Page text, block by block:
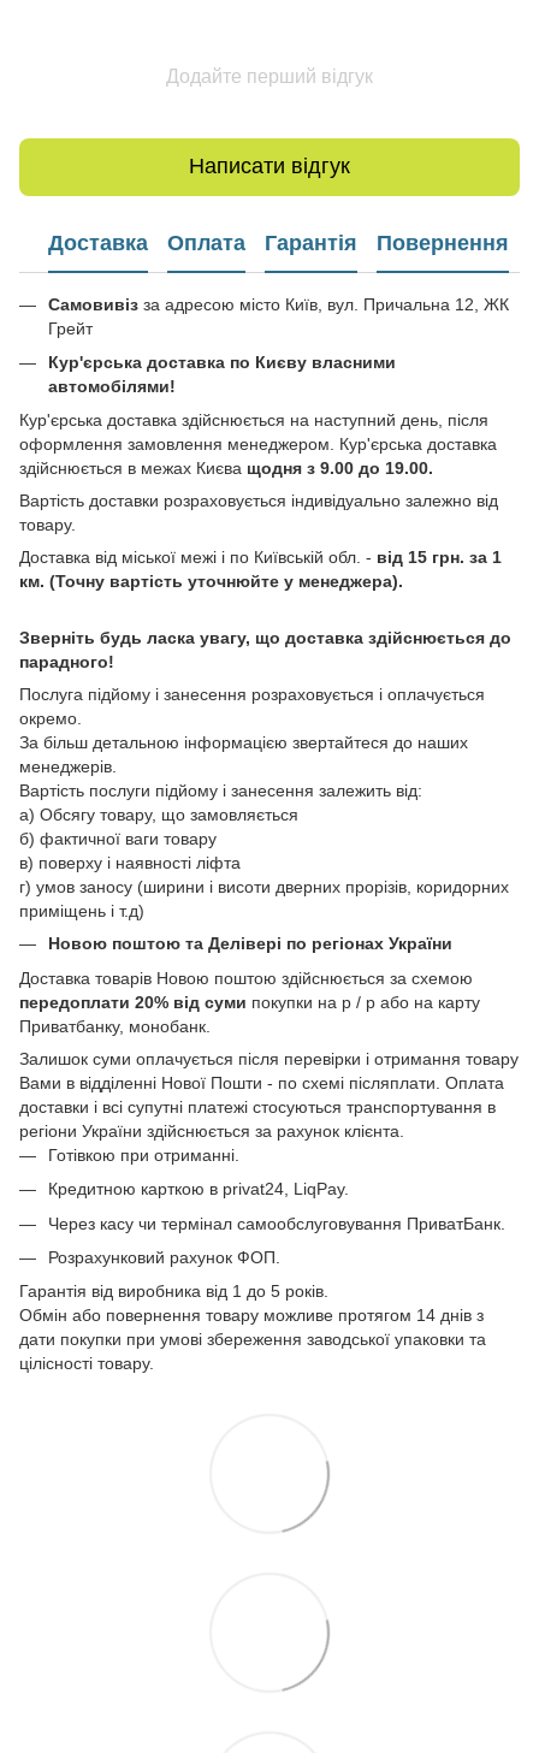
Додайте перший відгук
Написати відгук
Доставка Оплата Гарантія Повернення
Самовивіз за адресою місто Київ, вул. Причальна 12, ЖК
Грейт
Кур'єрська доставка по Києву власними
автомобілями!
Кур'єрська доставка здійснюється на наступний день, після
оформлення замовлення менеджером. Кур'єрська доставка
здійснюється в межах Києва щодня з 9.00 до 19.00.
Вартість доставки розраховується індивідуально залежно від
товару.
Доставка від міської межі і по Київській обл. - від 15 грн. за 1
км. (Точну вартість уточнюйте у менеджера).
Зверніть будь ласка увагу, що доставка здійснюється до
парадного!
Послуга підйому і занесення розраховується і оплачується
окремо.
За більш детальною інформацією звертайтеся до наших
менеджерів.
Вартість послуги підйому і занесення залежить від:
а) Обсягу товару, що замовляється
б) фактичної ваги товару
в) поверху і наявності ліфта
г) умов заносу (ширини і висоти дверних прорізів, коридорних
приміщень і т.д)
Новою поштою та Делівері по регіонах України
Доставка товарів Новою поштою здійснюється за схемою
передоплати 20% від суми покупки на р / р або на карту
Приватбанку, монобанк.
Залишок суми оплачується після перевірки і отримання товару
Вами в відділенні Нової Пошти - по схемі післяплати. Оплата
доставки і всі супутні платежі стосуються транспортування в
регіони України здійснюється за рахунок клієнта.
Готівкою при отриманні.
Кредитною карткою в privat24, LiqPay.
Через касу чи термінал самообслуговування ПриватБанк.
Розрахунковий рахунок ФОП.
Гарантія від виробника від 1 до 5 років.
Обмін або повернення товару можливе протягом 14 днів з
дати покупки при умові збереження заводської упаковки та
цілісності товару.